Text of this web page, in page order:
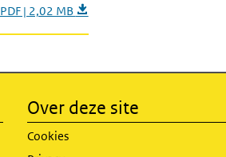
PDF | 2,02 MB
Over deze site
Cookies